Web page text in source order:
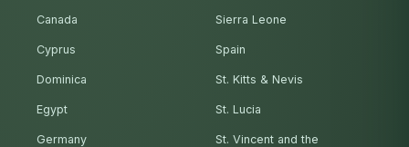
Canada
Cyprus
Dominica
Egypt
Germany
Sierra Leone
Spain
St. Kitts & Nevis
St. Lucia
St. Vincent and the